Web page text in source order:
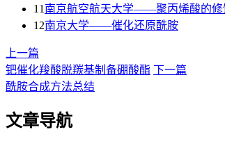
11 南京航空航天大学——聚丙烯酸的修
12南京大学——催化还原酰胺
上一篇
钯催化羧酸脱羰基制备硼酸酯 下一篇
酰胺合成方法总结
文章导航